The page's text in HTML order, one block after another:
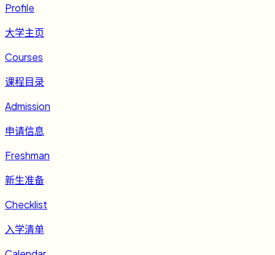
Profile
大学主页
Courses
课程目录
Admission
申请信息
Freshman
新生准备
Checklist
入学清单